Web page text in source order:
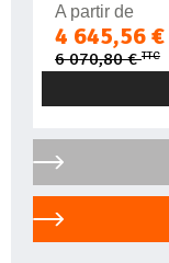
A partir de
4 645,56 €
6 070,80 €TTC